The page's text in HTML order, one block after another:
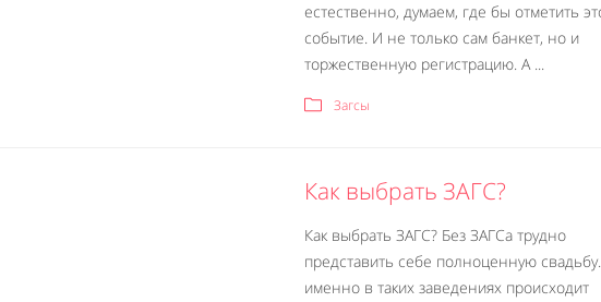
естественно, думаем, где бы отметить
событие. И не только сам банкет, но и
торжественную регистрацию. А ...
Загсы
Как выбрать ЗАГС?
Как выбрать ЗАГС? Без ЗАГСа трудно
представить себе полноценную
именно в таких заведениях происходит